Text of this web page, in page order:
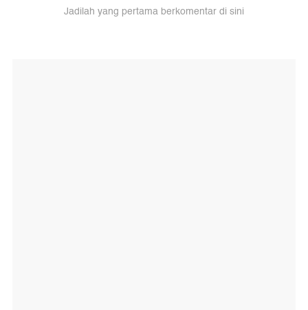
Jadilah yang pertama berkomentar di sini